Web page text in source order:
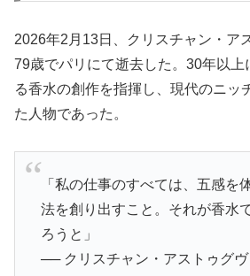
2026年2月13日、クリスチャン・ア
79歳でパリにて逝去した。30年以上
る香水の創作を指揮し、現代のニッ
た人物であった。
「私の仕事のすべては、五感を
法を創り出すこと。それが香水
ろうと」
── クリスチャン・アストゥグ